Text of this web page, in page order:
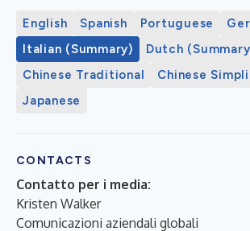
English Spanish Portuguese
Italian (Summary)
Dutch
Chinese Traditional
Chinese
Japanese
CONTACTS
Contatto per i media:
Kristen Walker
Comunicazioni aziendali globali